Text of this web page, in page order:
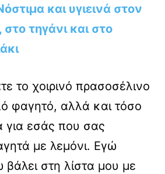
και υγιεινά στον
τηγάνι και στο
το χοιρινό πρασοσέλινο
φαγητό, αλλά και τόσο
για εσάς που σας
με λεμόνι. Εγώ
στη λίστα μου με